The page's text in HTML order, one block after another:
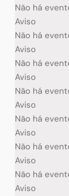
Não há
Aviso
Não há
Aviso
Não há
Aviso
Não há
Aviso
Não há
Aviso
Não há
Aviso
Não há
Aviso